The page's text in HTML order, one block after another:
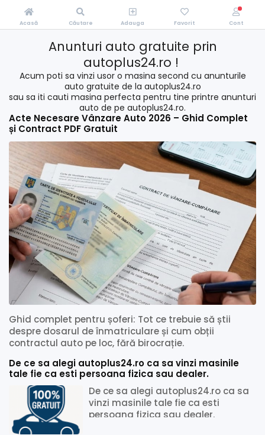
Anunturi auto gratuite prin
autoplus24.ro !
Acum poti sa vinzi usor o masina second cu anunturile
auto gratuite de la autoplus24.ro
sau sa iti cauti masina perfecta pentru tine printre anunturi
auto de pe autoplus24.ro.
Acte Necesare Vânzare Auto 2026 – Ghid Complet
și Contract PDF Gratuit
Ghid complet pentru șoferi: Tot ce trebuie să știi
despre dosarul de înmatriculare și cum obții
contractul auto pe loc, fără birocrație.
De ce sa alegi autoplus24.ro ca sa vinzi masinile
tale fie ca esti persoana fizica sau dealer.
De ce sa alegi autoplus24.ro ca sa
vinzi masinile tale fie ca esti
persoana fizica sau dealer.
Acasă Căutare Adauga Favorit Cont